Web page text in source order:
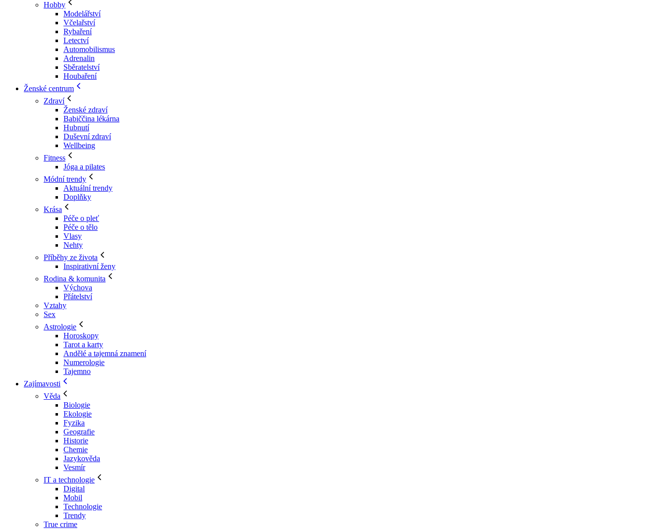
Hobby
Modelářství
Včelařství
Rybaření
Letectví
Automobilismus
Adrenalin
Sběratelství
Houbaření
Ženské centrum
Zdraví
Ženské zdraví
Babiččina lékárna
Hubnutí
Duševní zdraví
Wellbeing
Fitness
Jóga a pilates
Módní trendy
Aktuální trendy
Doplňky
Krása
Péče o pleť
Péče o tělo
Vlasy
Nehty
Příběhy ze života
Inspirativní ženy
Rodina & komunita
Výchova
Přátelství
Vztahy
Sex
Astrologie
Horoskopy
Tarot a karty
Andělé a tajemná znamení
Numerologie
Tajemno
Zajímavosti
Věda
Biologie
Ekologie
Fyzika
Geografie
Historie
Chemie
Jazykověda
Vesmír
IT a technologie
Digital
Mobil
Technologie
Trendy
True crime